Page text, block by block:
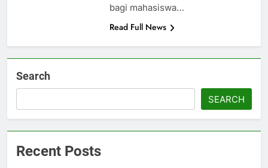
bagi mahasiswa…
Read Full News
Search
SEARCH
Recent Posts